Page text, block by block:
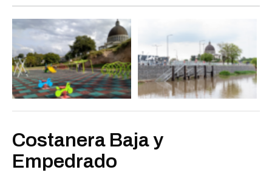
Costanera Baja y
Empedrado